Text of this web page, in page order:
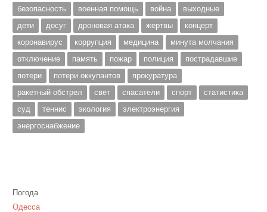
безопасность
военная помощь война
выходные
дети
досуг дроновая атака жертвы
концерт
коронавирус
коррупция медицина
минута молчания
отключение
память пожар полиция
пострадавшие
потери
потери оккупантов
прокуратура
ракетный обстрел
свет спасатели спорт
статистика
суд
теннис экология
электроэнергия
энергоснабжение
Погода
Одесса